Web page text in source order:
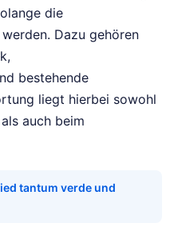
die
Dazu gehören
bestehende
liegt hierbei sowohl
auch beim
tantum verde und